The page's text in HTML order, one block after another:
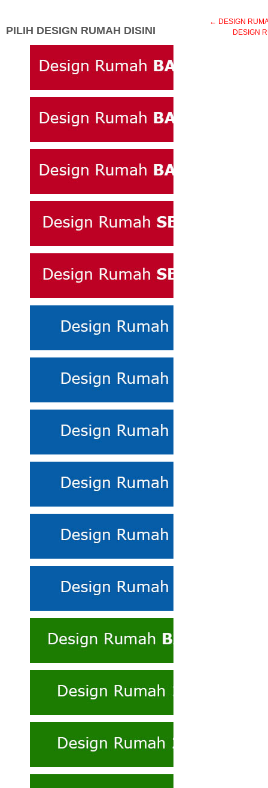
← DESIGN
DESIGN
PILIH DESIGN RUMAH DISINI